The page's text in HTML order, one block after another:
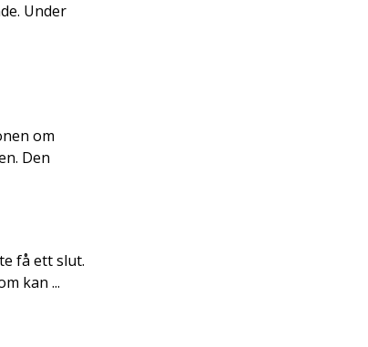
Under
om
Den
få ett slut.
kan ...